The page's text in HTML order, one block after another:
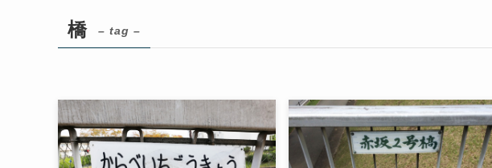
橋 – tag –